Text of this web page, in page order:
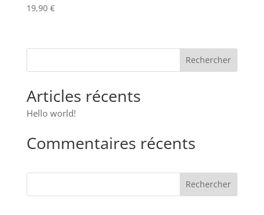
19,90 €
Articles récents
Hello world!
Commentaires récents
Rechercher